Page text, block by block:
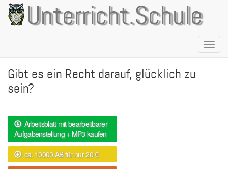
Direkt
zum
Inhalt
Unterricht.Schule
Gibt es ein Recht darauf, glücklich zu
sein?
Arbeitsblatt mit bearbeitbarer
Aufgabenstellung + MP3 kaufen
ca. 10000 AB für nur 20 €